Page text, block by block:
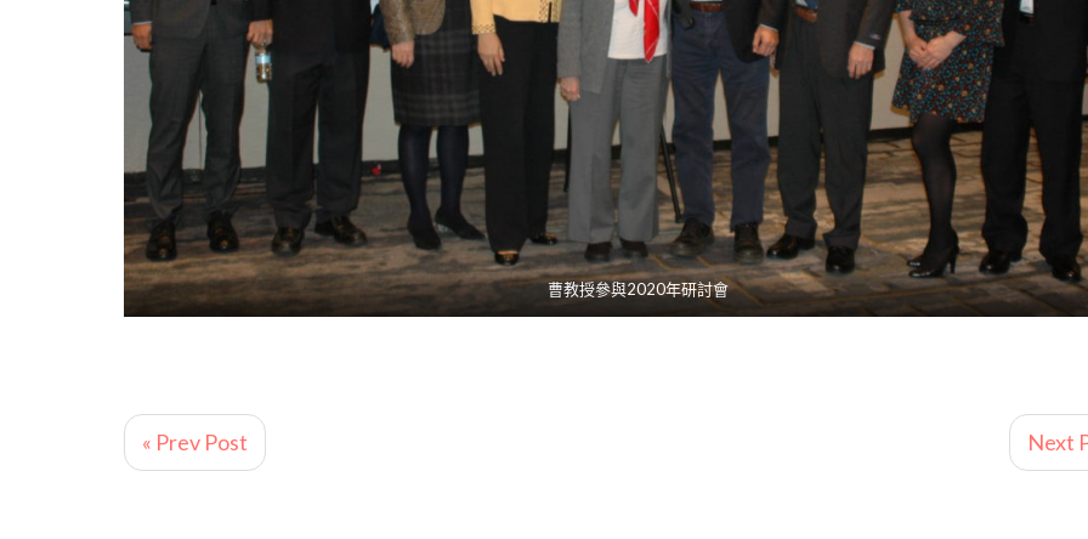
曹教授參與2020年研討會
« Prev Post Next